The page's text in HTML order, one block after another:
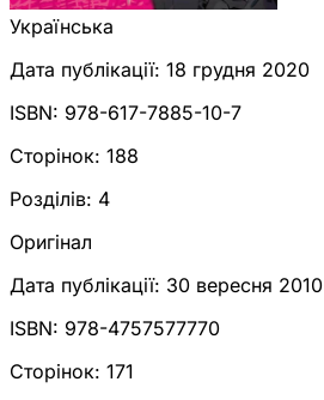
Українська
Дата публікації: 18 грудня 2020
ISBN: 978-617-7885-10-7
Сторінок: 188
Розділів: 4
Оригінал
Дата публікації: 30 вересня 2010
ISBN: 978-4757577770
Сторінок: 171